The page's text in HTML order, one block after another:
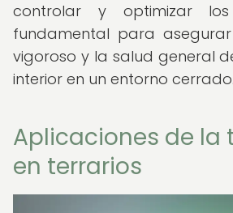
controlar y optimizar
fundamental para
vigoroso y la salud general
interior en un entorno cerrado.
Aplicaciones de la
en terrarios